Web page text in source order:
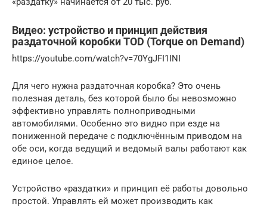
Видео: устройство и принцип действия
раздаточной коробки TOD (Torque on Demand)
https://youtube.com/watch?v=70YgJFI1INI
Для чего нужна раздаточная коробка? Это очень
полезная деталь, без которой было бы невозможно
эффективно управлять полноприводными
автомобилями. Особенно это видно при езде на
пониженной передаче с подключённым приводом на
обе оси, когда ведущий и ведомый валы работают как
единое целое.
Устройство «раздатки» и принцип её работы довольно
простой. Управлять ей может производить как